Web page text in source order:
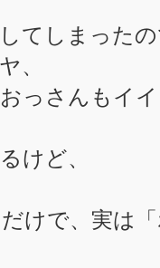
てしまった
、
っさんもイ
けど、
けで、実は